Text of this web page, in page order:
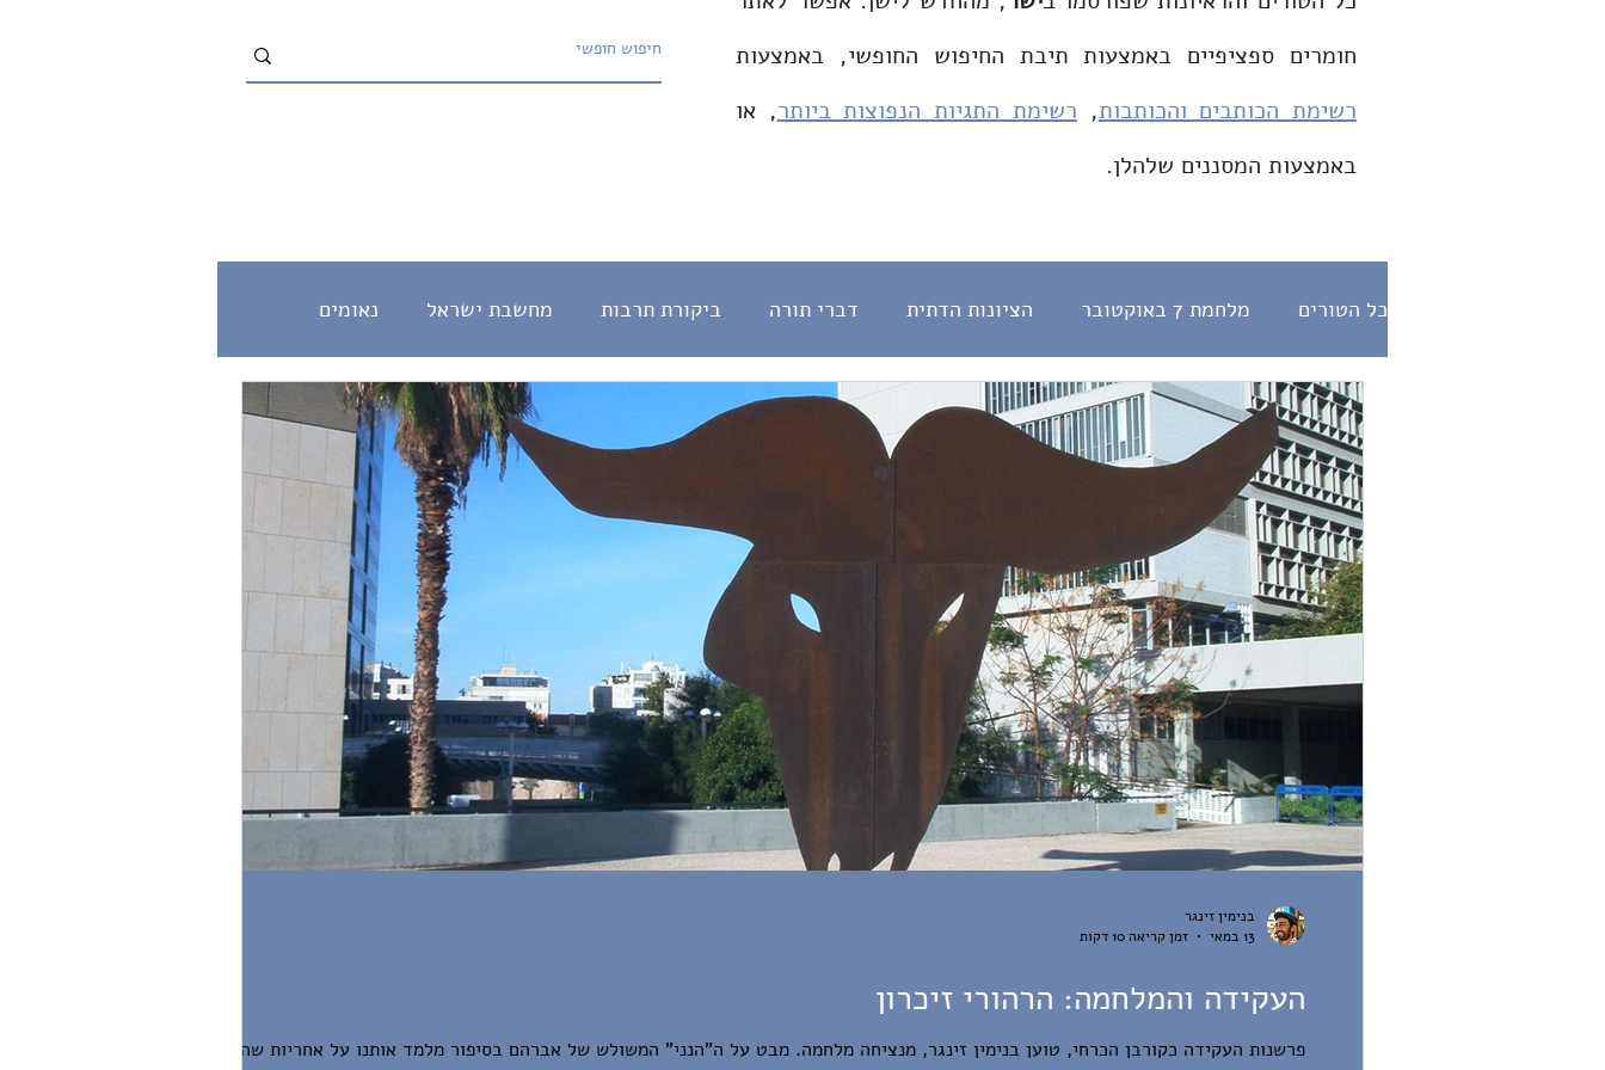
חומרים ספציפיים באמצעות תיבת החיפוש החופשי, באמצעות
רשימת הכותבים והכותבות, רשימת התגיות הנפוצות ביותר, או
באמצעות המסננים שלהלן.
כל הטורים מלחמת 7 באוקטובר הציונות הדתית דברי תורה ביקורת תרבות מחשבת ישראל נאומים
דת ומדינה היחס לנוכרי חינוך English צדק חברתי מוסר שלום
הלכה תפילות
העקידה והמלחמה: הרהורי זיכרון
פרשנות העקידה כקורבן הכרחי, טוען בנימין זינגר, מנציחה מלחמה. מבט על ה"הנני" המשולש של אברהם בסיפור מלמד אותנו על אחריות שהיא
בנימין זינגר
13 במאי
זמן קריאה 10 דקות